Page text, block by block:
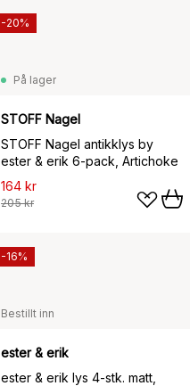
På lager
STOFF Nagel
STOFF Nagel antikklys by
ester & erik 6-pack, Artichoke
164 kr
205 kr
-20%
Bestillt inn
ester & erik
ester & erik lys 4-stk. matt,
-16%